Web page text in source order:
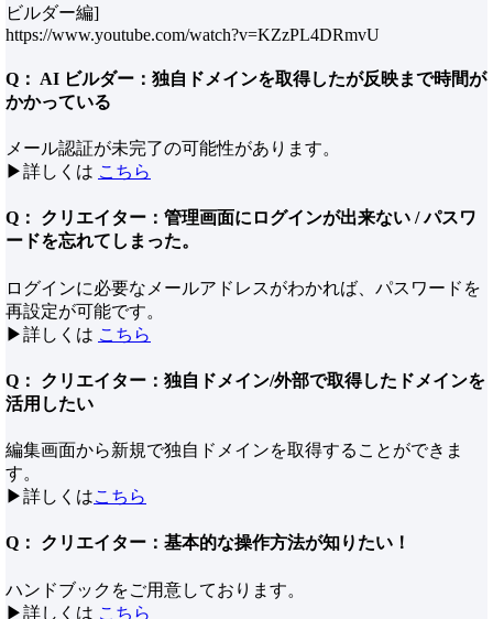
ビルダー編]
https://www.youtube.com/watch?v=KZzPL4DRmvU
Q： AI ビルダー：独自ドメインを取得したが反映まで時間が
かかっている
メール認証が未完了の可能性があります。
▶︎詳しくは こちら
Q： クリエイター：管理画面にログインが出来ない / パスワ
ードを忘れてしまった。
ログインに必要なメールアドレスがわかれば、パスワードを
再設定が可能です。
▶詳しくは こちら
Q： クリエイター：独自ドメイン/外部で取得したドメインを
活用したい
編集画面から新規で独自ドメインを取得することができま
す。
▶詳しくはこちら
Q： クリエイター：基本的な操作方法が知りたい！
ハンドブックをご用意しております。
▶詳しくは こちら